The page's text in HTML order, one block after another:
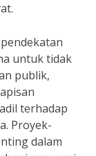
untuk tidak
publik,
terhadap
Proyek-
dalam